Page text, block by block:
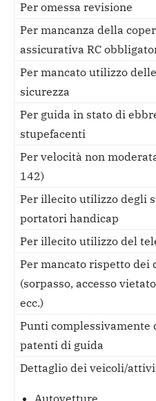
Per omessa revisione
Per mancanza della
assicurativa RC
Per mancato utilizzo
sicurezza
Per guida in stato di
stupefacenti
Per velocità non
142)
Per illecito utilizzo degli
portatori handicap
Per illecito utilizzo del
Per mancato rispetto dei
(sorpasso, accesso
ecc.)
Punti complessivamente
patenti di guida
Dettaglio dei veicoli/